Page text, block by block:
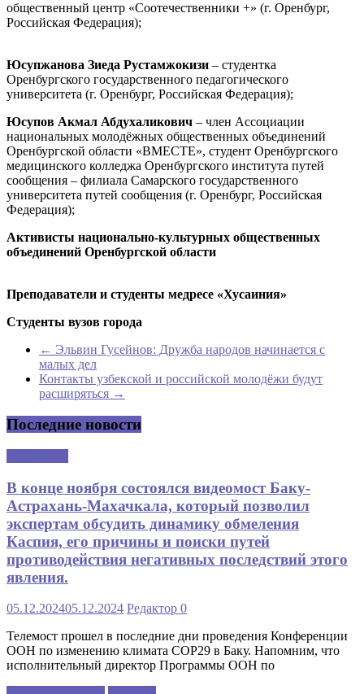
общественный центр «Соотечественники +» (г. Оренбург,
Российская Федерация);
Юсупжанова Зиеда Рустамжокизи – студентка
Оренбургского государственного педагогического
университета (г. Оренбург, Российская Федерация);
Юсупов Акмал Абдухаликович – член Ассоциации
национальных молодёжных общественных объединений
Оренбургской области «ВМЕСТЕ», студент Оренбургского
медицинского колледжа Оренбургского института путей
сообщения – филиала Самарского государственного
университета путей сообщения (г. Оренбург, Российская
Федерация);
Активисты национально-культурных общественных
объединений Оренбургской области
Преподаватели и студенты медресе «Хусаиния»
Студенты вузов города
← Эльвин Гусейнов: Дружба народов начинается с
малых дел
Контакты узбекской и российской молодёжи будут
расширяться →
Последние новости
В конце ноября состоялся видеомост Баку-
Астрахань-Махачкала, который позволил
экспертам обсудить динамику обмеления
Каспия, его причины и поиски путей
противодействия негативных последствий этого
явления.
05.12.202405.12.2024 Редактор 0
Телемост прошел в последние дни проведения Конференции
ООН по изменению климата COP29 в Баку. Напомним, что
исполнительный директор Программы ООН по